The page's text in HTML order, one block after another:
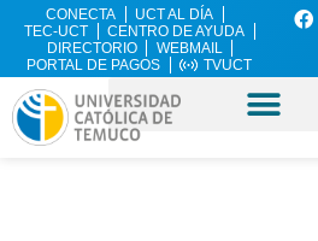
CONECTA
UCT AL DÍA
TEC-UCT
CENTRO DE AYUDA
DIRECTORIO
WEBMAIL
PORTAL DE PAGOS
TVUCT